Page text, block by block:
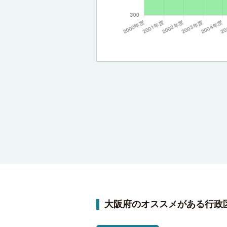
大阪府のオススメがある行政